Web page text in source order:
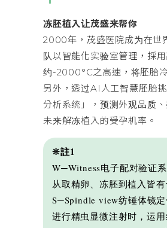
冻胚植入让茂盛来帮你
2000年，茂盛医院成为在世
队以智能化实验室管理，採
约-2000°C之高速，将胚胎
另外，透过AI人工智慧胚胎
分析系统」，预测外观品质
未来解冻植入的受孕机率。
❊註1
W─Witness电子配对验证
从取精卵、冻胚到植入皆
S─Spindle view纺锤体镜
进行精虫显微注射时，运